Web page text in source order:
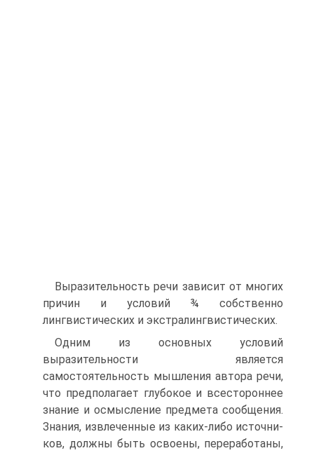
Выразительность речи зависит от многих
причин и ус­ловий ¾ собственно
лингвистических и экстралингвисти­ческих.
Одним из основных условий
выразительности является
самостоятельность мышления автора речи,
что предполага­ет глубокое и всестороннее
знание и осмысление предмета сообщения.
Знания, извлеченные из каких-либо источни­
ков, должны быть освоены, переработаны,